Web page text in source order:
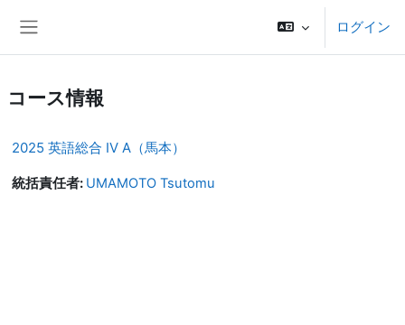
ログイン
コース情報
2025 英語総合 IV A（馬本）
統括責任者: UMAMOTO Tsutomu